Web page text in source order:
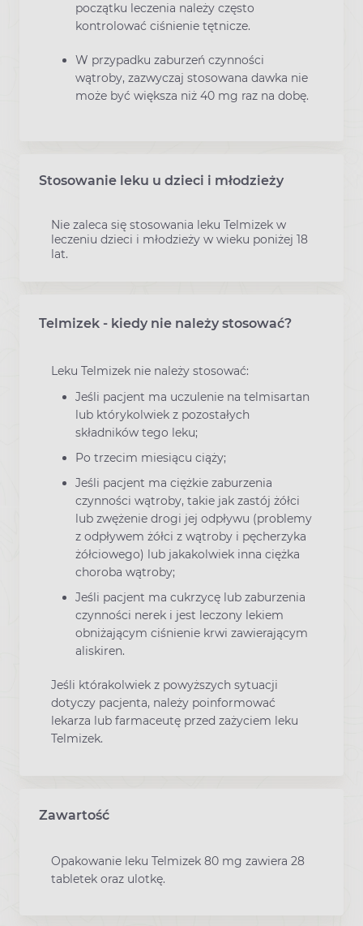
początku leczenia należy często
kontrolować ciśnienie tętnicze.
W przypadku zaburzeń czynności
wątroby, zazwyczaj stosowana dawka nie
może być większa niż 40 mg raz na dobę.
Stosowanie leku u dzieci i młodzieży
Nie zaleca się stosowania leku Telmizek w
leczeniu dzieci i młodzieży w wieku poniżej 18
lat.
Telmizek - kiedy nie należy stosować?
Leku Telmizek nie należy stosować:
Jeśli pacjent ma uczulenie na telmisartan
lub którykolwiek z pozostałych
składników tego leku;
Po trzecim miesiącu ciąży;
Jeśli pacjent ma ciężkie zaburzenia
czynności wątroby, takie jak zastój żółci
lub zwężenie drogi jej odpływu (problemy
z odpływem żółci z wątroby i pęcherzyka
żółciowego) lub jakakolwiek inna ciężka
choroba wątroby;
Jeśli pacjent ma cukrzycę lub zaburzenia
czynności nerek i jest leczony lekiem
obniżającym ciśnienie krwi zawierającym
aliskiren.
Jeśli którakolwiek z powyższych sytuacji
dotyczy pacjenta, należy poinformować
lekarza lub farmaceutę przed zażyciem leku
Telmizek.
Zawartość
Opakowanie leku Telmizek 80 mg zawiera 28
tabletek oraz ulotkę.